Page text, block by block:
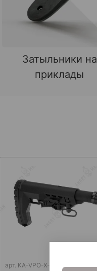
Затыльники на
приклады
арт. KA-VPO-X-22